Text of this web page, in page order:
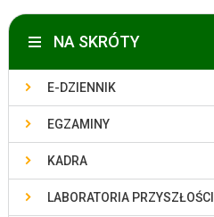
NA SKRÓTY
E-DZIENNIK
EGZAMINY
KADRA
LABORATORIA PRZYSZŁOŚCI